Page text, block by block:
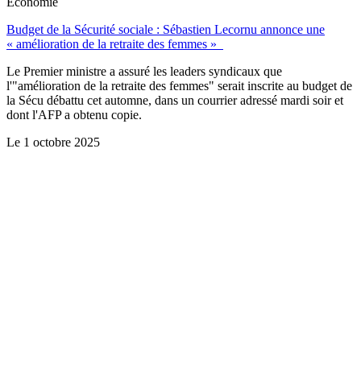
Budget de la Sécurité sociale : Sébastien Lecornu annonce une
« amélioration de la retraite des femmes »
Le Premier ministre a assuré les leaders syndicaux que
l'"amélioration de la retraite des femmes" serait inscrite au budget de
la Sécu débattu cet automne, dans un courrier adressé mardi soir et
dont l'AFP a obtenu copie.
Le 1 octobre 2025